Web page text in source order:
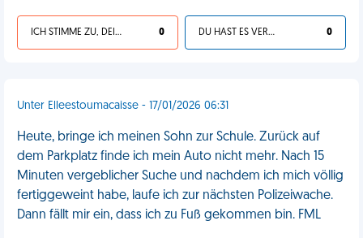
ICH STIMME ZU, DEIN LEBEN IST SCHEISSE 0 DU HAST ES VERDIENT 0
Unter Elleestoumacaisse - 17/01/2026 06:31
Heute, bringe ich meinen Sohn zur Schule. Zurück auf
dem Parkplatz finde ich mein Auto nicht mehr. Nach 15
Minuten vergeblicher Suche und nachdem ich mich völlig
fertiggeweint habe, laufe ich zur nächsten Polizeiwache.
Dann fällt mir ein, dass ich zu Fuß gekommen bin. FML